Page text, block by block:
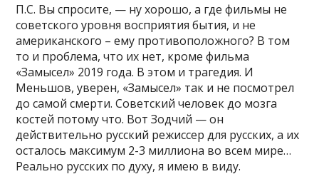
П.С. Вы спросите, — ну хорошо, а где фильмы не
советского уровня восприятия бытия, и не
американского – ему противоположного? В том
то и проблема, что их нет, кроме фильма
«Замысел» 2019 года. В этом и трагедия. И
Меньшов, уверен, «Замысел» так и не посмотрел
до самой смерти. Советский человек до мозга
костей потому что. Вот Зодчий — он
действительно русский режиссер для русских, а их
осталось максимум 2-3 миллиона во всем мире…
Реально русских по духу, я имею в виду.